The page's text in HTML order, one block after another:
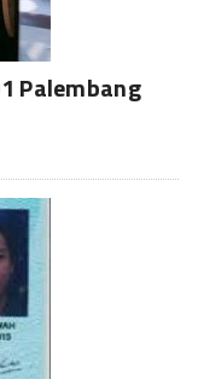
Palembang